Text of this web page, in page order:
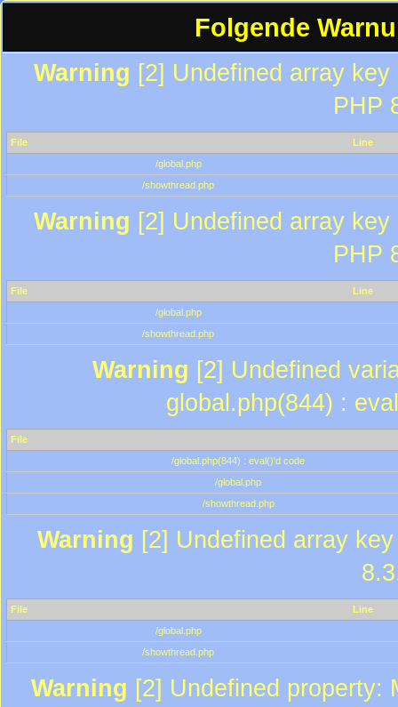
Folgende
Warning [2] Undefined array
PHP
File
Line
/global.php
/showthread.php
Warning [2] Undefined array
PHP
File
Line
/global.php
/showthread.php
Warning [2] Undefined
global.php(844) :
File
/global.php(844) : eval()'d code
/global.php
/showthread.php
Warning [2] Undefined array
File
Line
/global.php
/showthread.php
Warning [2] Undefined property: